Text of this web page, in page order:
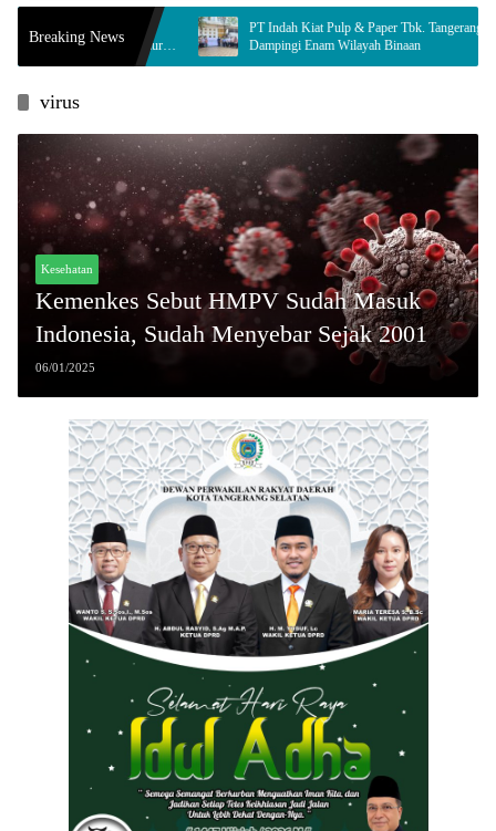
Breaking News
Syamsul
Jamur
PT Indah Kiat Pulp & Paper Tbk. Tangerang Mill
Dampingi Enam Wilayah Binaan
virus
Kesehatan
Kemenkes Sebut HMPV Sudah Masuk
Indonesia, Sudah Menyebar Sejak 2001
06/01/2025